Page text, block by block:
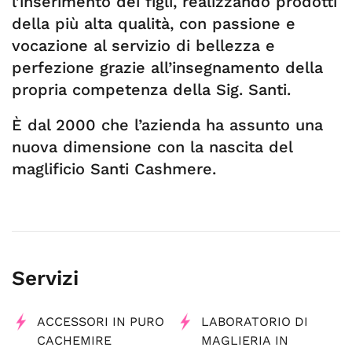
della più alta qualità, con passione e
vocazione al servizio di bellezza e
perfezione grazie all’insegnamento della
propria competenza della Sig. Santi.
È dal 2000 che l’azienda ha assunto una
nuova dimensione con la nascita del
maglificio Santi Cashmere.
Servizi
ACCESSORI IN PURO
CACHEMIRE
LABORATORIO DI
MAGLIERIA IN